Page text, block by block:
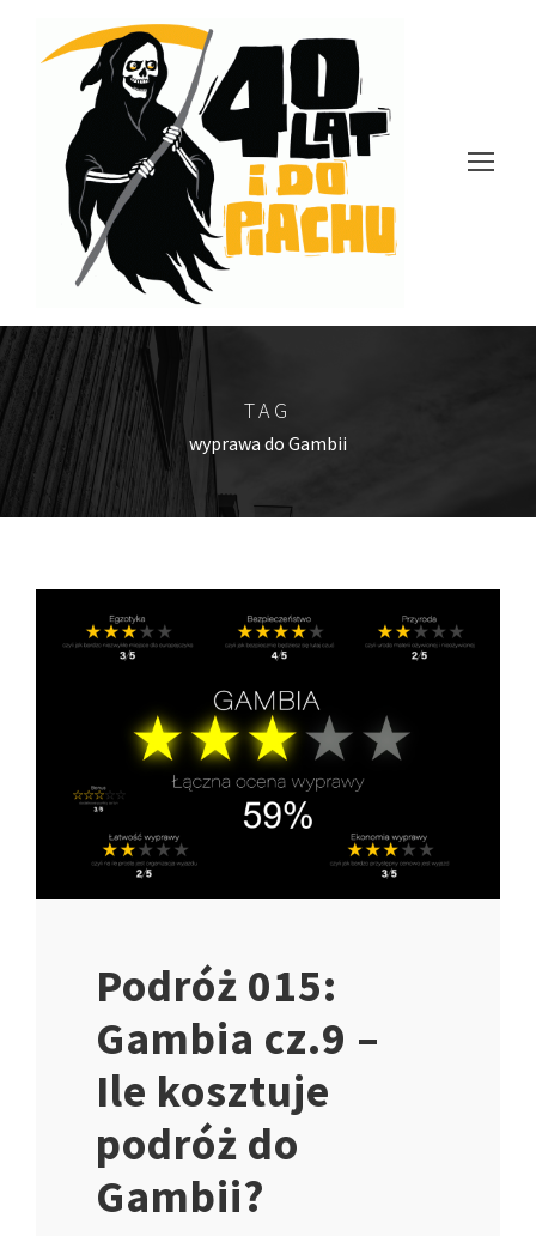
TAG
wyprawa do Gambii
Podróż 015:
Gambia cz.9 –
Ile kosztuje
podróż do
Gambii?